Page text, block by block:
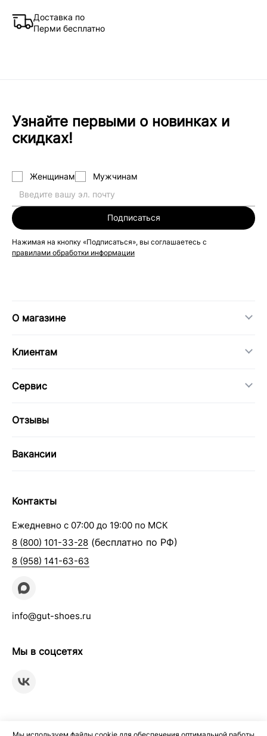
Доставка по
Перми бесплатно
Узнайте первыми о новинках и
скидках!
Женщинам Мужчинам
Подписаться
Нажимая на кнопку «Подписаться», вы соглашаетесь с
правилами обработки информации
О магазине
Клиентам
Сервис
Отзывы
Вакансии
Контакты
Ежедневно с 07:00 до 19:00 по МСК
8 (800) 101-33-28 (бесплатно по РФ)
8 (958) 141-63-63
info@gut-shoes.ru
Мы в соцсетях